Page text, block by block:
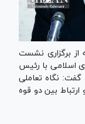
از برگزاری نشست
اسلامی با رئیس
گفت: نگاه تعاملی
بین دو قوه